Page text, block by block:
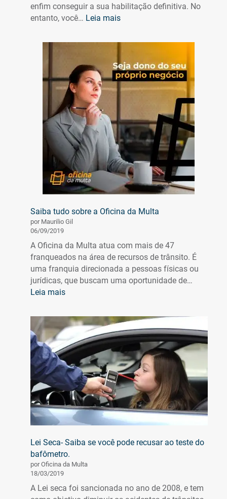
enfim conseguir a sua habilitação definitiva. No
entanto, você… Leia mais:
Provisória
Saiba tudo sobre a Oficina da Multa
por Maurilio Gil
06/09/2019
A Oficina da Multa atua com mais de 47
franqueados na área de recursos de trânsito. É
uma franquia direcionada a pessoas físicas ou
jurídicas, que buscam uma oportunidade de…
Leia mais:
tudo
sobre
a
Oficina
da
Multa
Lei Seca- Saiba se você pode recusar ao teste do
bafômetro.
por Oficina da Multa
18/03/2019
A Lei seca foi sancionada no ano de 2008, e tem